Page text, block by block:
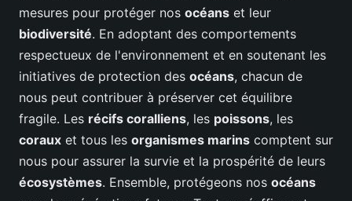
mesures pour protéger nos océans et leur
biodiversité. En adoptant des comportements
respectueux de l'environnement et en soutenant les
initiatives de protection des océans, chacun de
nous peut contribuer à préserver cet équilibre
fragile. Les récifs coralliens, les poissons, les
coraux et tous les organismes marins comptent sur
nous pour assurer la survie et la prospérité de leurs
écosystèmes. Ensemble, protégeons nos océans